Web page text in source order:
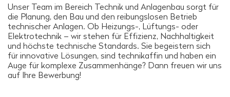
Unser Team im Bereich Technik und Anlagenbau sorgt für
die Planung, den Bau und den reibungslosen Betrieb
technischer Anlagen. Ob Heizungs-, Lüftungs- oder
Elektrotechnik – wir stehen für Effizienz, Nachhaltigkeit
und höchste technische Standards. Sie begeistern sich
für innovative Lösungen, sind technikaffin und haben ein
Auge für komplexe Zusammenhänge? Dann freuen wir uns
auf Ihre Bewerbung!